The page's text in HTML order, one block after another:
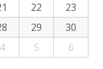
22
23
29
30
4 5 6